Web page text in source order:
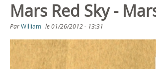
Mars Red Sky -
ParWilliam le01/26/2012 - 13:31